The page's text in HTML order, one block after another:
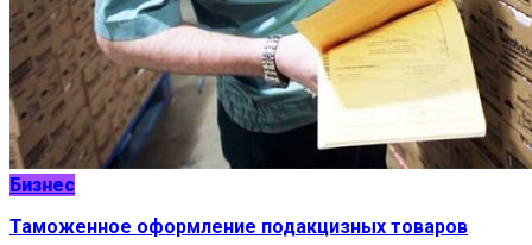
Бизнес
Таможенное оформление подакцизных товаров